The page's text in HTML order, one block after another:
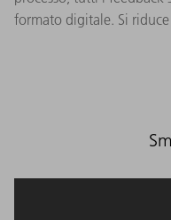
formato digitale. Si